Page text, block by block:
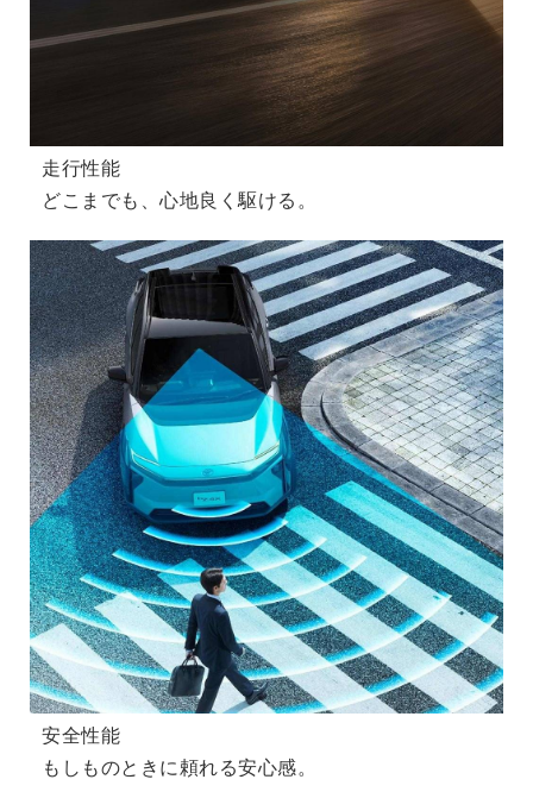
走行性能
どこまでも、心地良く駆ける。
安全性能
もしものときに頼れる安心感。